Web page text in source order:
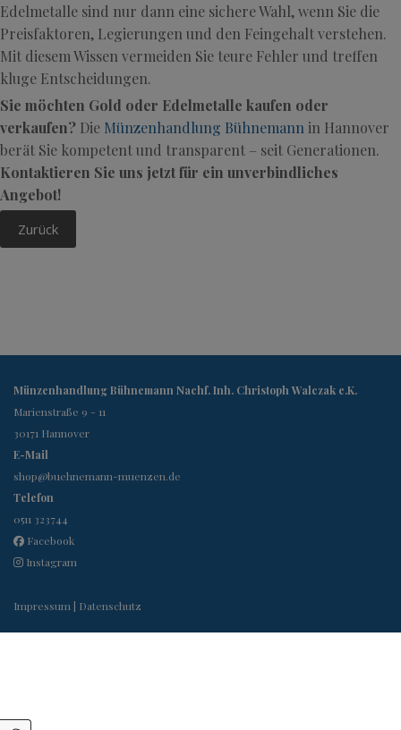
Zurück
Edelmetalle sind nur dann eine sichere Wahl, wenn Sie die
Preisfaktoren, Legierungen und den Feingehalt verstehen.
Mit diesem Wissen vermeiden Sie teure Fehler und treffen
kluge Entscheidungen.
Sie möchten Gold oder Edelmetalle kaufen oder
verkaufen? Die Münzenhandlung Bühnemann in Hannover
berät Sie kompetent und transparent – seit Generationen.
Kontaktieren Sie uns jetzt für ein unverbindliches
Angebot!
Münzenhandlung Bühnemann Nachf. Inh. Christoph Walczak e.K.
Marienstraße 9 - 11
30171 Hannover
E-Mail
shop@buehnemann-muenzen.de
Telefon
0511 323744
Facebook
Instagram
Impressum | Datenschutz